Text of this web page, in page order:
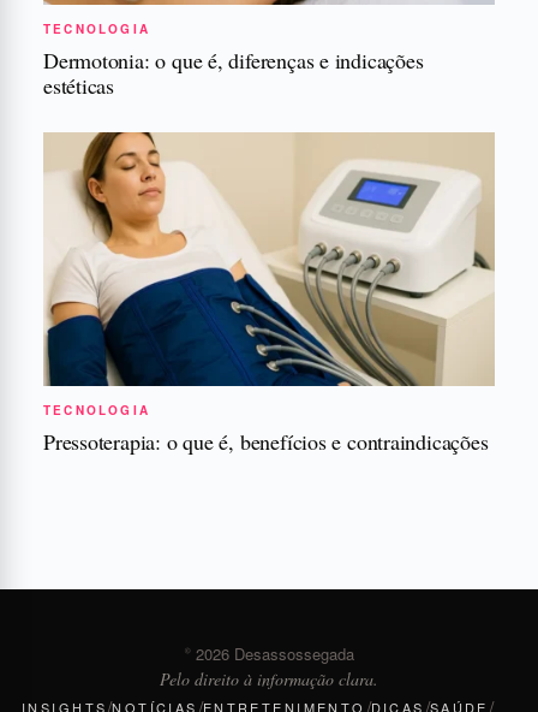
TECNOLOGIA
Dermotonia: o que é, diferenças e indicações
estéticas
TECNOLOGIA
Pressoterapia: o que é, benefícios e contraindicações
© 2026 Desassossegada
Pelo direito à informação clara.
INSIGHTS NOTÍCIAS ENTRETENIMENTO DICAS SAÚDE